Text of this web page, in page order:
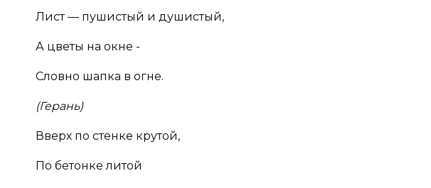
Лист — пушистый и душистый,
А цветы на окне -
Словно шапка в огне.
(Герань)
Вверх по стенке крутой,
По бетонке литой